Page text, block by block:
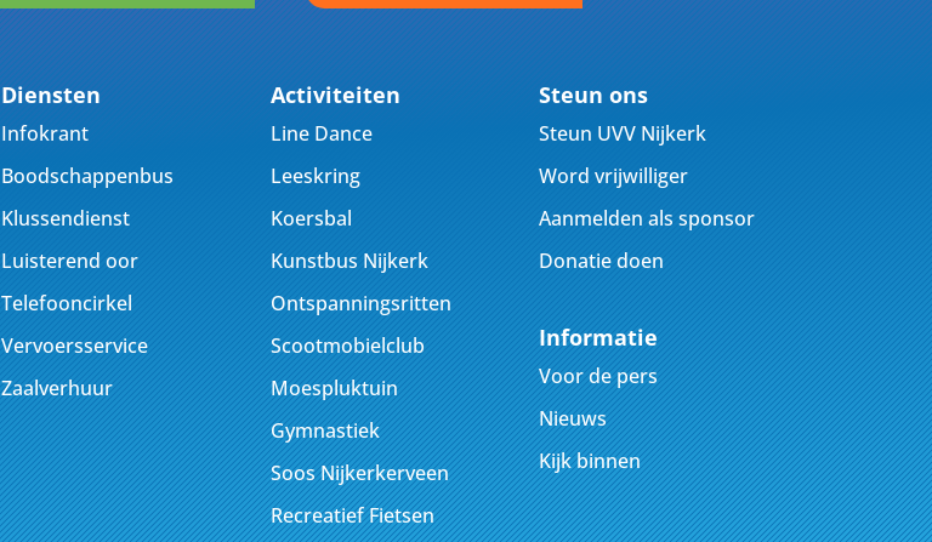
Diensten
Infokrant
Boodschappenbus
Klussendienst
Luisterend oor
Telefooncirkel
Vervoersservice
Zaalverhuur
Activiteiten
Line Dance
Leeskring
Koersbal
Kunstbus Nijkerk
Ontspanningsritten
Scootmobielclub
Moespluktuin
Gymnastiek
Soos Nijkerkerveen
Recreatief Fietsen
Steun ons
Steun UVV Nijkerk
Word vrijwilliger
Aanmelden als sponsor
Donatie doen
Informatie
Voor de pers
Nieuws
Kijk binnen